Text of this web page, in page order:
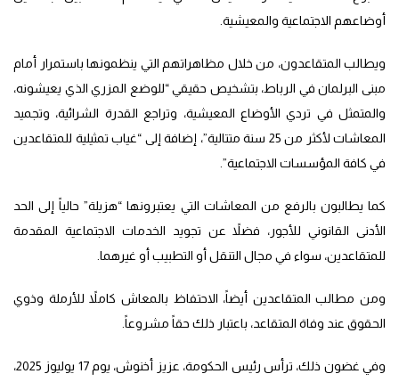
أوضاعهم الاجتماعية والمعيشية.
ويطالب المتقاعدون، من خلال مظاهراتهم التي ينظمونها باستمرار أمام
مبنى البرلمان في الرباط، بتشخيص حقيقي “للوضع المزري الذي يعيشونه،
والمتمثل في تردي الأوضاع المعيشية، وتراجع القدرة الشرائية، وتجميد
المعاشات لأكثر من 25 سنة متتالية”، إضافة إلى “غياب تمثيلية للمتقاعدين
في كافة المؤسسات الاجتماعية”.
كما يطالبون بالرفع من المعاشات التي يعتبرونها “هزيلة” حالياً إلى الحد
الأدنى القانوني للأجور، فضلاً عن تجويد الخدمات الاجتماعية المقدمة
للمتقاعدين، سواء في مجال التنقل أو التطبيب أو غيرهما.
ومن مطالب المتقاعدين أيضاً، الاحتفاظ بالمعاش كاملاً للأرملة وذوي
الحقوق عند وفاة المتقاعد، باعتبار ذلك حقاً مشروعاً.
وفي غضون ذلك، ترأس رئيس الحكومة، عزيز أخنوش، يوم 17 يوليوز 2025،